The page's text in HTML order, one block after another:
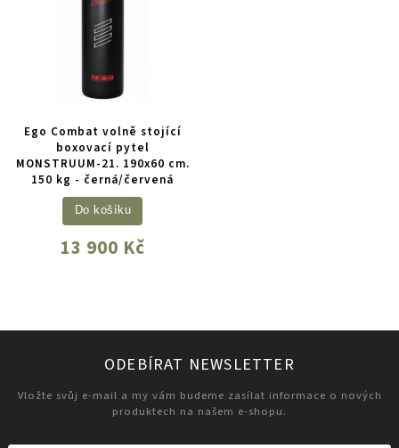
Ego Combat volně stojící
boxovací pytel
MONSTRUUM-21. 190x60 cm.
150 kg - černá/červená
13 900 Kč
Do košíku
ODEBÍRAT NEWSLETTER
Vložte svůj e-mail a my vám budeme zasílat informace o nových
produktech na našem e-shopu.